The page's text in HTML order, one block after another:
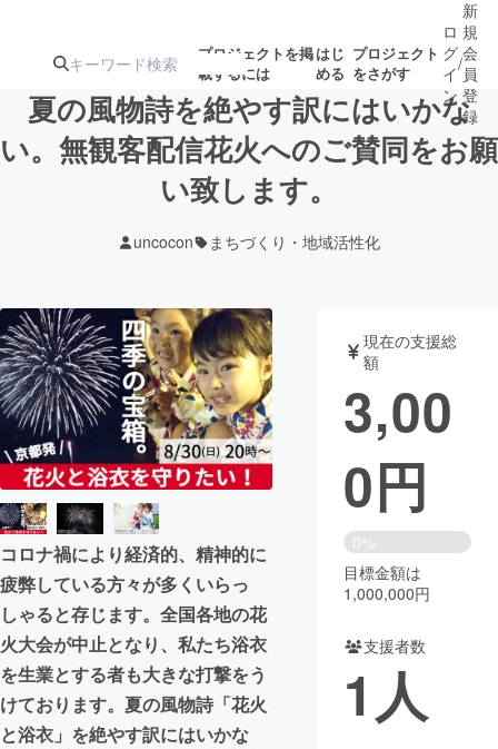
プロジェクトを掲
載するには
はじ
める
プロジェクト
をさがす
注目の新着プロ募集終了が近いプ
ロジェクト
テクノロジー・ガジェット
映像・映画 書籍・雑誌
ビジネス・起業 チャレンジ
まちづくり・地域活性化
CAMPFIRE for Social Good
CAMPFIRE Creation
CAMPFIREふるさと納税machi-ya コミュニティ
ロ
グ
イ
ン
/
新
規
会
員
登
録
夏の風物詩を絶やす訳にはいかな
い。無観客配信花火へのご賛同をお願
い致します。
uncocon まちづくり・地域活性化
コロナ禍により経済的、精神的に
疲弊している方々が多くいらっ
しゃると存じます。全国各地の花
火大会が中止となり、私たち浴衣
を生業とする者も大きな打撃をう
けております。夏の風物詩「花火
と浴衣」を絶やす訳にはいかな
現在の支援総
額
3,00
0円
0%
目標金額は
1,000,000円
支援者数
1人